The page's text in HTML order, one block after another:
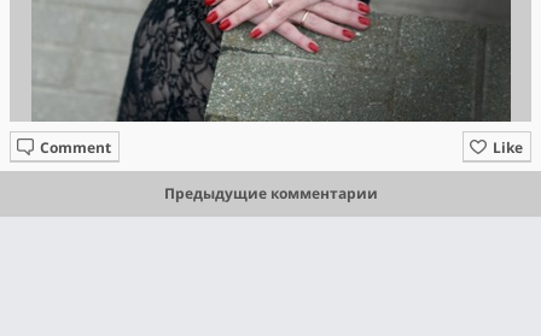
Like
Comment
Предыдущие комментарии